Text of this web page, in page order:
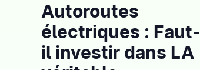
Autoroutes
électriques : Faut-
il investir dans LA